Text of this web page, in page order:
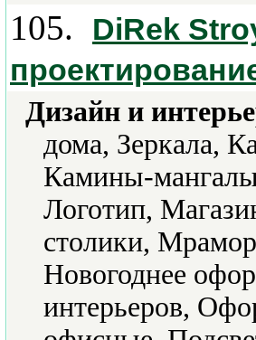
105.
DiRek
Дизайн и
дома, Зеркала,
Камины-
Логотип,
столики,
Новогоднее
интерьеров,